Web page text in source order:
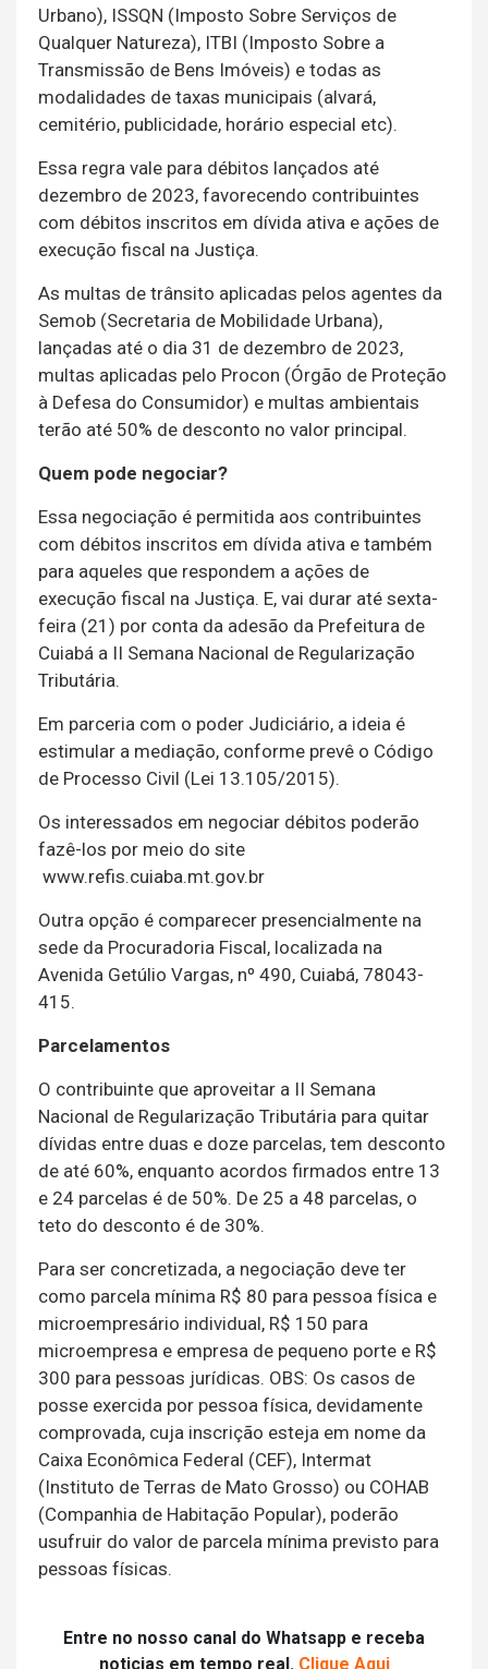
Urbano), ISSQN (Imposto Sobre Serviços de
Qualquer Natureza), ITBI (Imposto Sobre a
Transmissão de Bens Imóveis) e todas as
modalidades de taxas municipais (alvará,
cemitério, publicidade, horário especial etc).
Essa regra vale para débitos lançados até
dezembro de 2023, favorecendo contribuintes
com débitos inscritos em dívida ativa e ações de
execução fiscal na Justiça.
As multas de trânsito aplicadas pelos agentes da
Semob (Secretaria de Mobilidade Urbana),
lançadas até o dia 31 de dezembro de 2023,
multas aplicadas pelo Procon (Órgão de Proteção
à Defesa do Consumidor) e multas ambientais
terão até 50% de desconto no valor principal.
Quem pode negociar?
Essa negociação é permitida aos contribuintes
com débitos inscritos em dívida ativa e também
para aqueles que respondem a ações de
execução fiscal na Justiça. E, vai durar até sexta-
feira (21) por conta da adesão da Prefeitura de
Cuiabá a II Semana Nacional de Regularização
Tributária.
Em parceria com o poder Judiciário, a ideia é
estimular a mediação, conforme prevê o Código
de Processo Civil (Lei 13.105/2015).
Os interessados em negociar débitos poderão
fazê-los por meio do site
www.refis.cuiaba.mt.gov.br
Outra opção é comparecer presencialmente na
sede da Procuradoria Fiscal, localizada na
Avenida Getúlio Vargas, nº 490, Cuiabá, 78043-
415.
Parcelamentos
O contribuinte que aproveitar a II Semana
Nacional de Regularização Tributária para quitar
dívidas entre duas e doze parcelas, tem desconto
de até 60%, enquanto acordos firmados entre 13
e 24 parcelas é de 50%. De 25 a 48 parcelas, o
teto do desconto é de 30%.
Para ser concretizada, a negociação deve ter
como parcela mínima R$ 80 para pessoa física e
microempresário individual, R$ 150 para
microempresa e empresa de pequeno porte e R$
300 para pessoas jurídicas. OBS: Os casos de
posse exercida por pessoa física, devidamente
comprovada, cuja inscrição esteja em nome da
Caixa Econômica Federal (CEF), Intermat
(Instituto de Terras de Mato Grosso) ou COHAB
(Companhia de Habitação Popular), poderão
usufruir do valor de parcela mínima previsto para
pessoas físicas.
Entre no nosso canal do Whatsapp e receba
noticias em tempo real. Clique Aqui